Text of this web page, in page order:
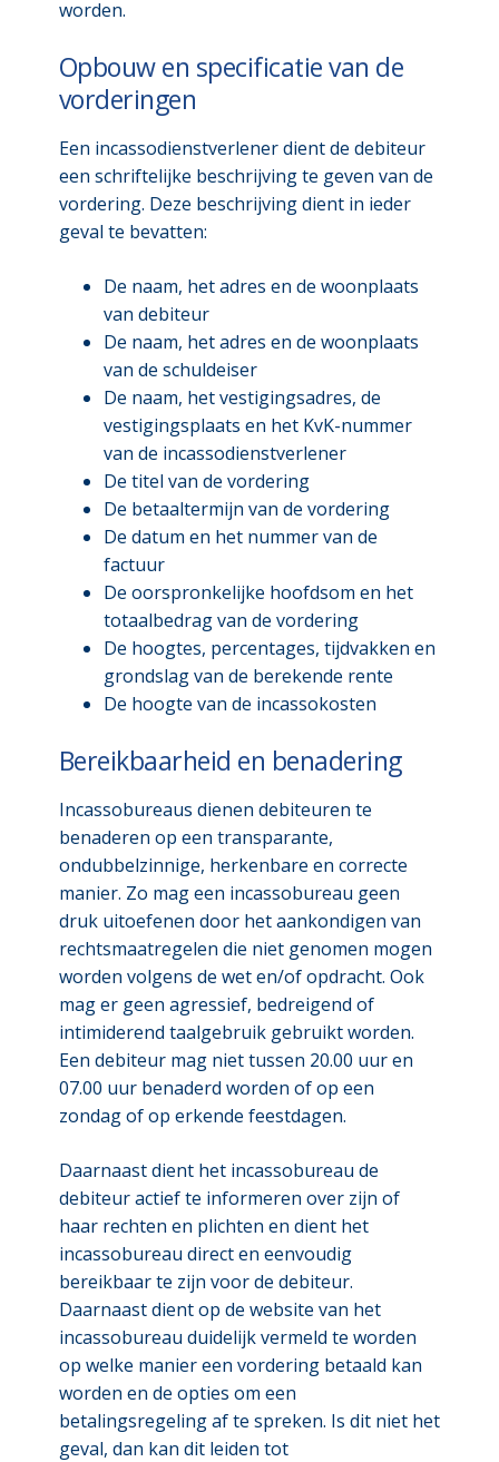
worden.
Opbouw en specificatie van de
vorderingen
Een incassodienstverlener dient de debiteur
een schriftelijke beschrijving te geven van de
vordering. Deze beschrijving dient in ieder
geval te bevatten:
De naam, het adres en de woonplaats
van debiteur
De naam, het adres en de woonplaats
van de schuldeiser
De naam, het vestigingsadres, de
vestigingsplaats en het KvK-nummer
van de incassodienstverlener
De titel van de vordering
De betaaltermijn van de vordering
De datum en het nummer van de
factuur
De oorspronkelijke hoofdsom en het
totaalbedrag van de vordering
De hoogtes, percentages, tijdvakken en
grondslag van de berekende rente
De hoogte van de incassokosten
Bereikbaarheid en benadering
Incassobureaus dienen debiteuren te
benaderen op een transparante,
ondubbelzinnige, herkenbare en correcte
manier. Zo mag een incassobureau geen
druk uitoefenen door het aankondigen van
rechtsmaatregelen die niet genomen mogen
worden volgens de wet en/of opdracht. Ook
mag er geen agressief, bedreigend of
intimiderend taalgebruik gebruikt worden.
Een debiteur mag niet tussen 20.00 uur en
07.00 uur benaderd worden of op een
zondag of op erkende feestdagen.
Daarnaast dient het incassobureau de
debiteur actief te informeren over zijn of
haar rechten en plichten en dient het
incassobureau direct en eenvoudig
bereikbaar te zijn voor de debiteur.
Daarnaast dient op de website van het
incassobureau duidelijk vermeld te worden
op welke manier een vordering betaald kan
worden en de opties om een
betalingsregeling af te spreken. Is dit niet het
geval, dan kan dit leiden tot